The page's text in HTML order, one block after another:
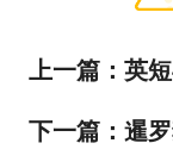
上一篇： 英短
下一篇： 暹